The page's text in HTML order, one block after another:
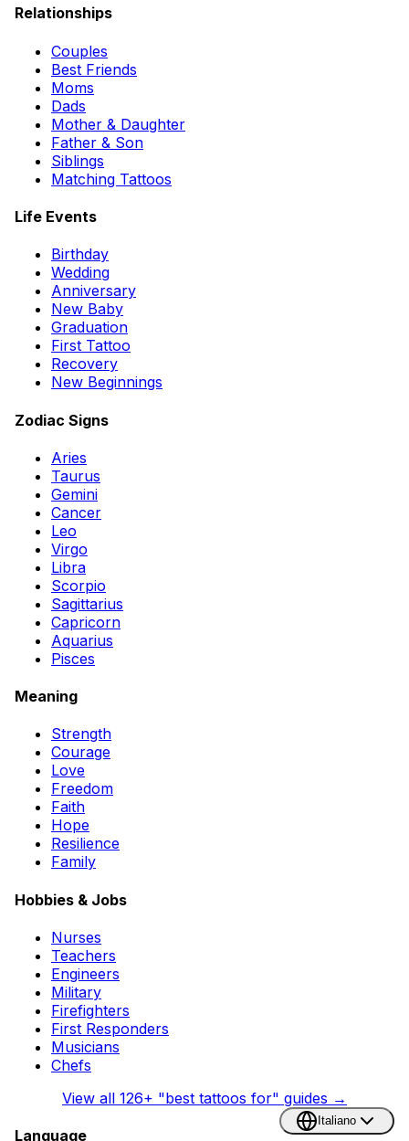
Relationships
Couples
Best Friends
Moms
Dads
Mother & Daughter
Father & Son
Siblings
Matching Tattoos
Life Events
Birthday
Wedding
Anniversary
New Baby
Graduation
First Tattoo
Recovery
New Beginnings
Zodiac Signs
Aries
Taurus
Gemini
Cancer
Leo
Virgo
Libra
Scorpio
Sagittarius
Capricorn
Aquarius
Pisces
Meaning
Strength
Courage
Love
Freedom
Faith
Hope
Resilience
Family
Hobbies & Jobs
Nurses
Teachers
Engineers
Military
Firefighters
First Responders
Musicians
Chefs
View all 126+ "best tattoos for" guides →
Language
Italiano